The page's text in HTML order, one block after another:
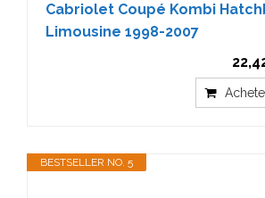
Cabriolet Coupé Kombi
Limousine 1998-2007
BESTSELLER NO. 5